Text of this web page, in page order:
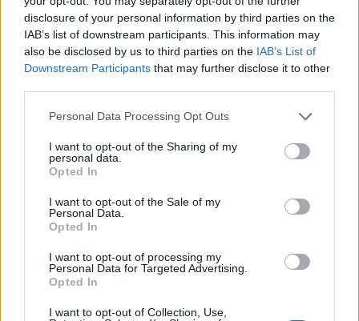
disclosure of your personal information by third parties on the
IAB’s list of downstream participants. This information may
also be disclosed by us to third parties on the IAB’s List of
Downstream Participants that may further disclose it to other
Personal Data Processing Opt Outs
I want to opt-out of the Sharing of my
personal data.
Opted In
I want to opt-out of the Sale of my
Personal Data.
Opted In
I want to opt-out of processing my
Personal Data for Targeted Advertising.
Opted In
I want to opt-out of Collection, Use,
σκαφών της τουρκικής ακτοφυλακής από τουρκικά
μαχητικά αεροσκάφη στα ελληνικά χωρικά ύδατα
στο Αιγαίο, ανακοίνωσε ότι «όλα τα σκάφη της
τουρκικής ακτοφυλακής συνεχίζουν να εκτελούν τα
καθήκοντά τους και είναι αναληθείς οι ισχυρισμοί
περί φυγάδευσής τους». Σημειώνεται ότι στην
Εσωτερικών.
βρίσκονται απέναντι από την Μαρμαρίδα, όπου
πραγματοποιήθηκε η απόπειρα των
πραξικοπηματιών να εξοντώσουν τον Τούρκο
πρόεδρο, Ρετζέπ Ταγίπ Ερντογάν, είναι ιδιαιτέρως